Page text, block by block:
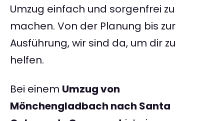
Umzug einfach und sorgenfrei zu
machen. Von der Planung bis zur
Ausführung, wir sind da, um dir zu
helfen.
Bei einem Umzug von
Mönchengladbach nach Santa